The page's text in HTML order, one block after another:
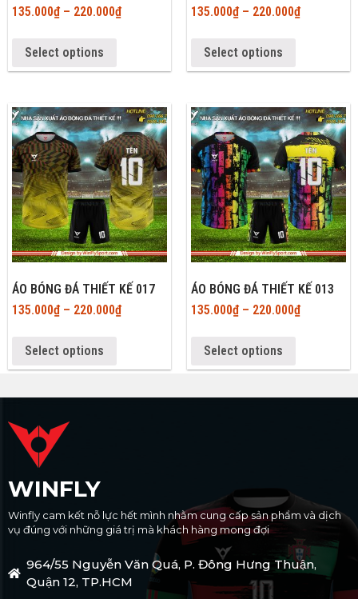
135.000₫– 220.000₫
Select options
135.000₫– 220.000₫
Select options
ÁO BÓNG ĐÁ THIẾT KẾ 017
135.000₫– 220.000₫
Select options
ÁO BÓNG ĐÁ THIẾT KẾ 013
135.000₫– 220.000₫
Select options
WINFLY
Winfly cam kết nỗ lực hết mình nhằm cung cấp sản phẩm và dịch
vụ đúng với những giá trị mà khách hàng mong đợi
964/55 Nguyễn Văn Quá, P. Đông Hưng Thuận,
Quận 12, TP.HCM